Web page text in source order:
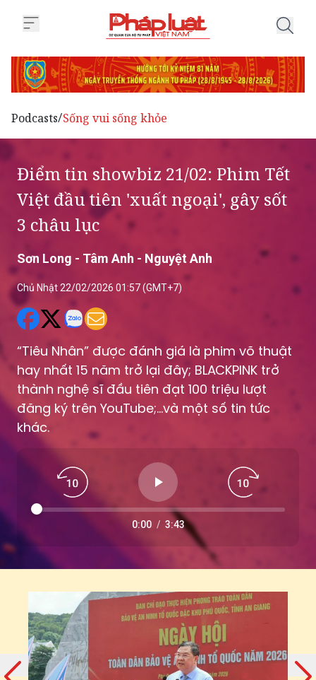
Podcasts/Sống vui sống khỏe
Điểm tin showbiz 21/02: Phim Tết
Việt đầu tiên 'xuất ngoại', gây sốt
3 châu lục
Sơn Long - Tâm Anh - Nguyệt Anh
Chủ Nhật 22/02/2026 01:57 (GMT+7)
“Tiêu Nhân” được đánh giá là phim võ thuật
hay nhất 15 năm trở lại đây; BLACKPINK trở
thành nghệ sĩ đầu tiên đạt 100 triệu lượt
đăng ký trên YouTube;...và một số tin tức
khác.
0:00 / 3:43